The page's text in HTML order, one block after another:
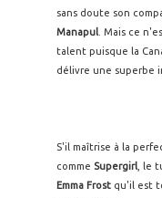
sans doute son
Manapul . Mais ce
talent puisque la
délivre une superbe
S'il maîtrise à la
comme Supergirl , le
Emma Frost qu'il est